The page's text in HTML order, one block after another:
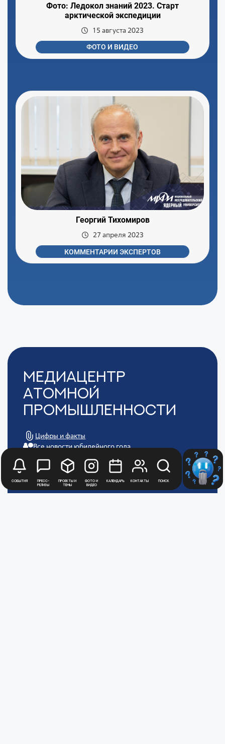
События
Пресс-
релизы
Проекты и
темы
Фото и
видео
Календарь Контакты Поиск
Фото: Ледокол знаний 2023. Старт
арктической экспедиции
15 августа 2023
ФОТО И ВИДЕО
Георгий Тихомиров
27 апреля 2023
КОММЕНТАРИИ ЭКСПЕРТОВ
Медиацентр
Атомной
Промышленности
Цифры и факты
Все новости юбилейного года
АТОММЕДИА
Пользовательское соглашение АТОММЕДИА